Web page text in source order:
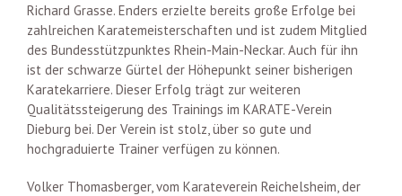
Richard Grasse. Enders erzielte bereits große Erfolge bei
zahlreichen Karatemeisterschaften und ist zudem Mitglied
des Bundesstützpunktes Rhein-Main-Neckar. Auch für ihn
ist der schwarze Gürtel der Höhepunkt seiner bisherigen
Karatekarriere. Dieser Erfolg trägt zur weiteren
Qualitätssteigerung des Trainings im KARATE-Verein
Dieburg bei. Der Verein ist stolz, über so gute und
hochgraduierte Trainer verfügen zu können.
Volker Thomasberger, vom Karateverein Reichelsheim, der